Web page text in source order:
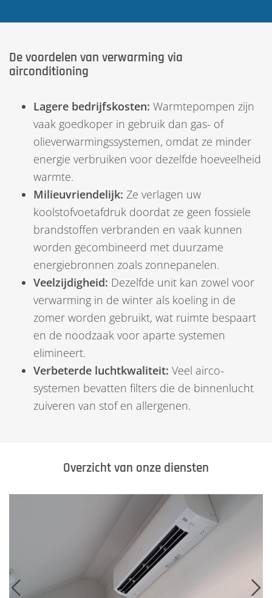
De voordelen van verwarming via
airconditioning
Lagere bedrijfskosten: Warmtepompen zijn
vaak goedkoper in gebruik dan gas- of
olieverwarmingssystemen, omdat ze minder
energie verbruiken voor dezelfde hoeveelheid
warmte.
Milieuvriendelijk: Ze verlagen uw
koolstofvoetafdruk doordat ze geen fossiele
brandstoffen verbranden en vaak kunnen
worden gecombineerd met duurzame
energiebronnen zoals zonnepanelen.
Veelzijdigheid: Dezelfde unit kan zowel voor
verwarming in de winter als koeling in de
zomer worden gebruikt, wat ruimte bespaart
en de noodzaak voor aparte systemen
elimineert.
Verbeterde luchtkwaliteit: Veel airco-
systemen bevatten filters die de binnenlucht
zuiveren van stof en allergenen.
Overzicht van onze diensten
Swipe Links